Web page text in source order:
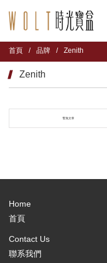
首頁 / 品牌 / Zenith
Zenith
暫無文章
Home
首頁
Contact Us
聯系我們